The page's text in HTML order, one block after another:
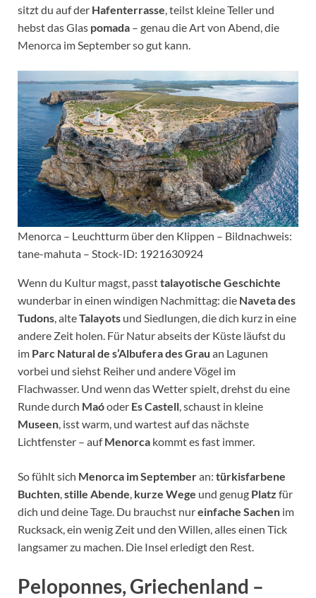
sitzt du auf der Hafenterrasse, teilst kleine Teller und
hebst das Glas pomada – genau die Art von Abend, die
Menorca im September so gut kann.
Menorca – Leuchtturm über den Klippen – Bildnachweis:
tane-mahuta – Stock-ID: 1921630924
Wenn du Kultur magst, passttalayotische Geschichte
wunderbar in einen windigen Nachmittag: die Naveta des
Tudons , alteTalayots und Siedlungen, die dich kurz in eine
andere Zeit holen. Für Natur abseits der Küste läufst du
im Parc Natural de s’Albufera des Grau an Lagunen
vorbei und siehst Reiher und andere Vögel im
Flachwasser. Und wenn das Wetter spielt, drehst du eine
Runde durch Maóoder Es Castell , schaust in kleine
Museen , isst warm, und wartest auf das nächste
Lichtfenster – aufMenorca kommt es fast immer.
So fühlt sich Menorca im Septemberan: türkisfarbene
Buchten stille Abende kurze Wege und genug Platz für
dich und deine Tage. Du brauchst nureinfache Sachen im
Rucksack, ein wenig Zeit und den Willen, alles einen Tick
langsamer zu machen. Die Insel erledigt den Rest.
Peloponnes, Griechenland –